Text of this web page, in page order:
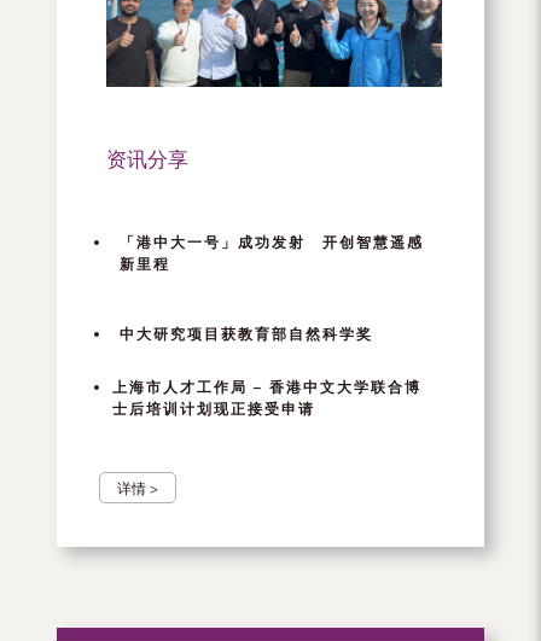
资讯分享
「港中大一号」成功发射 开创智慧遥感
新里程
中大研究项目获教育部自然科学奖
上海市人才工作局 – 香港中文大学联合博
士后培训计划现正接受申请
详情 >